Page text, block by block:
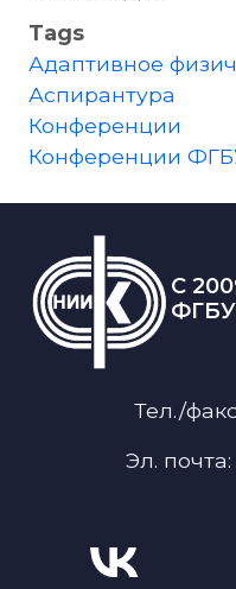
Tags
Адаптивное
Аспирантура
Конференции
Конференции
C
Тел./
Эл.